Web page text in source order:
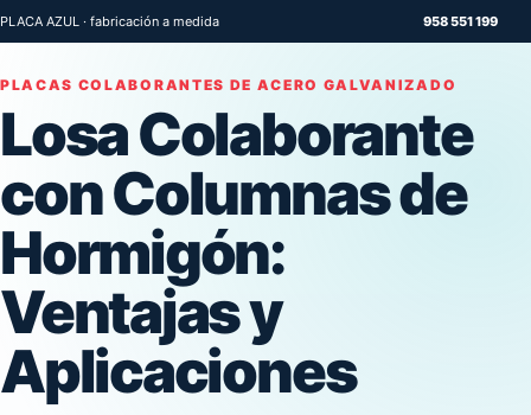
PLACA AZUL · fabricación a medida 958 551 199
PLACAS COLABORANTES DE ACERO GALVANIZADO
Losa Colaborante
con Columnas de
Hormigón:
Ventajas y
Aplicaciones